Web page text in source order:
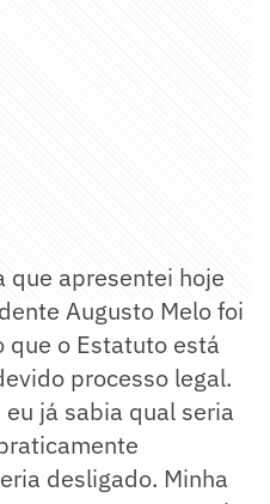
apresentei hoje
Augusto Melo foi
que o Estatuto está
processo legal.
já sabia qual seria
desligado. Minha